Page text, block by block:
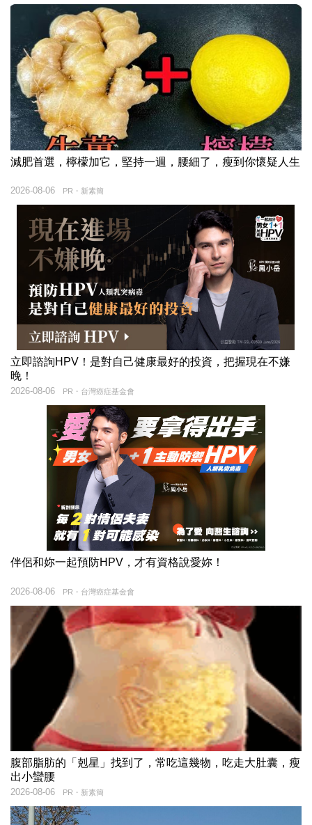
減肥首選，檸檬加它，堅持一週，腰細了，瘦到你懷疑人生
PR・新素簡
2026-08-06
立即諮詢HPV！是對自己健康最好的投資，把握現在不嫌
晚！
PR・台灣癌症基金會
2026-08-06
伴侶和妳一起預防HPV，才有資格說愛妳！
PR・台灣癌症基金會
2026-08-06
腹部脂肪的「剋星」找到了，常吃這幾物，吃走大肚囊，瘦
出小蠻腰
PR・新素簡
2026-08-06